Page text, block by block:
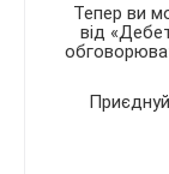
Тепер ви
від